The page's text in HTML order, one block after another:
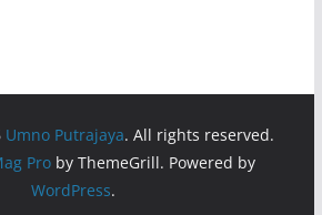
Umno Putrajaya. All rights reserved.
Proby ThemeGrill. Powered by
WordPress.